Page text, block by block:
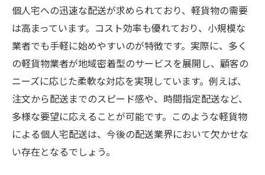
個人宅への迅速な配送が求められており、軽貨物の需要
は高まっています。コスト効率も優れており、小規模な
業者でも手軽に始めやすいのが特徴です。実際に、多く
の軽貨物業者が地域密着型のサービスを展開し、顧客の
ニーズに応じた柔軟な対応を実現しています。例えば、
注文から配送までのスピード感や、時間指定配送など、
多様な要望に応えることが可能です。このような軽貨物
による個人宅配送は、今後の配送業界において欠かせな
い存在となるでしょう。